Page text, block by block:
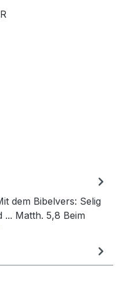
dem Bibelvers: Selig
... Matth. 5,8 Beim